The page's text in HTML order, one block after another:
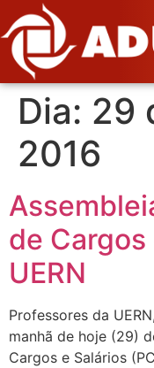
Dia: 29
2016
de
UERN
Professores da
manhã de hoje (29)
Cargos e Salários